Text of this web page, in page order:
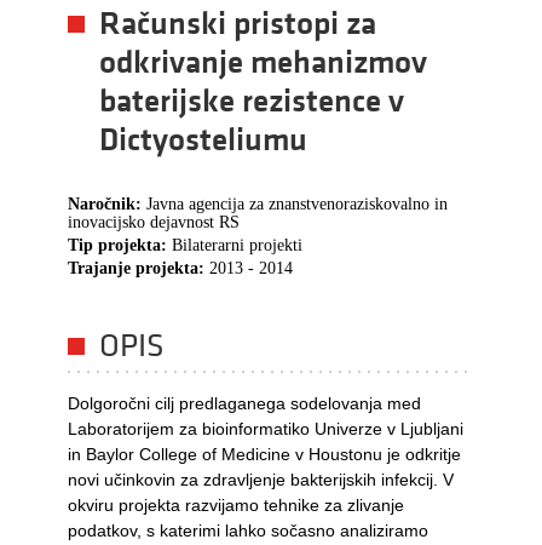
Računski pristopi za
odkrivanje mehanizmov
baterijske rezistence v
Dictyosteliumu
Naročnik: Javna agencija za znanstvenoraziskovalno in
inovacijsko dejavnost RS
Tip projekta: Bilaterarni projekti
Trajanje projekta: 2013 - 2014
OPIS
Dolgoročni cilj predlaganega sodelovanja med
Laboratorijem za bioinformatiko Univerze v Ljubljani
in Baylor College of Medicine v Houstonu je odkritje
novi učinkovin za zdravljenje bakterijskih infekcij. V
okviru projekta razvijamo tehnike za zlivanje
podatkov, s katerimi lahko sočasno analiziramo